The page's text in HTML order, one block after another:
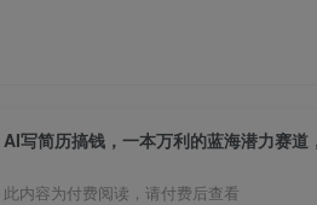
AI写简历搞钱，一本万利的蓝海潜力赛
此内容为付费阅读，请付费后查看